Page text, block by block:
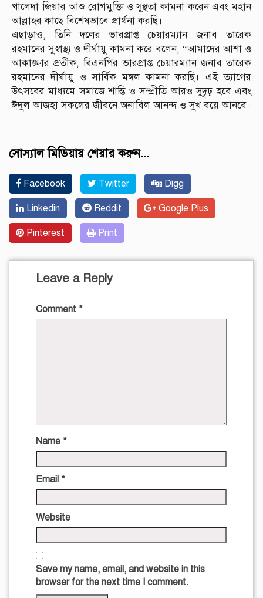
খালেদা জিয়ার আশু রোগমুক্তি ও সুস্থতা কামনা করেন এবং মহান
আল্লাহর কাছে বিশেষভাবে প্রার্থনা করছি।
এছাড়াও, তিনি দলের ভারপ্রাপ্ত চেয়ারম্যান জনাব তারেক
রহমানের সুস্বাস্থ্য ও দীর্ঘায়ু কামনা করে বলেন, “আমাদের আশা ও
আকাঙ্ক্ষার প্রতীক, বিএনপির ভারপ্রাপ্ত চেয়ারম্যান জনাব তারেক
রহমানের দীর্ঘায়ু ও সার্বিক মঙ্গল কামনা করছি। এই ত্যাগের
উৎসবের মাধ্যমে সমাজে শান্তি ও সম্প্রীতি আরও সুদৃঢ় হবে এবং
ঈদুল আজহা সকলের জীবনে অনাবিল আনন্দ ও সুখ বয়ে আনবে।
সোস্যাল মিডিয়ায় শেয়ার করুন...
Facebook Twitter Digg
Linkedin Reddit Google Plus
Pinterest Print
Leave a Reply
Comment *
Name *
Email *
Website
Save my name, email, and website in this
browser for the next time I comment.